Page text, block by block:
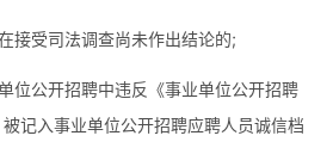
接受司法调查尚未作出结论的;
位公开招聘中违反《事业单位公开招聘
记入事业单位公开招聘应聘人员诚信档